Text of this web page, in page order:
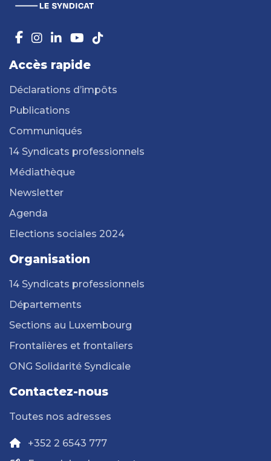
Accès rapide
Déclarations d’impôts
Publications
Communiqués
14 Syndicats professionnels
Médiathèque
Newsletter
Agenda
Elections sociales 2024
Organisation
14 Syndicats professionnels
Départements
Sections au Luxembourg
Frontalières et frontaliers
ONG Solidarité Syndicale
Contactez-nous
Toutes nos adresses
+352 2 6543 777